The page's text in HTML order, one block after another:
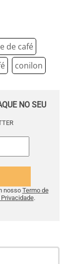
de café
conilon
NO SEU
nosso Termo de
.